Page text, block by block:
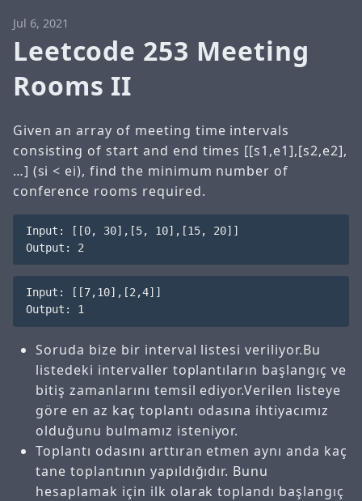
Jul 6, 2021
Leetcode 253 Meeting
Rooms II
Given an array of meeting time intervals
consisting of start and end times [[s1,e1],[s2,e2],
…] (si < ei), find the minimum number of
conference rooms required.
Input: [[0, 30],[5, 10],[15, 20]]
Input: [[7,10],[2,4]]
Output: 1
Soruda bize bir interval listesi veriliyor.Bu
listedeki intervaller toplantıların başlangıç ve
bitiş zamanlarını temsil ediyor.Verilen listeye
göre en az kaç toplantı odasına ihtiyacımız
olduğunu bulmamız isteniyor.
Toplantı odasını arttıran etmen aynı anda kaç
tane toplantının yapıldığıdır. Bunu
hesaplamak için ilk olarak toplandı başlangıç